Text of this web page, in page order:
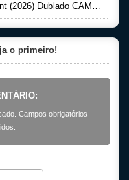
Dublado CAMRip 1080p
o primeiro!
Campos obrigatórios